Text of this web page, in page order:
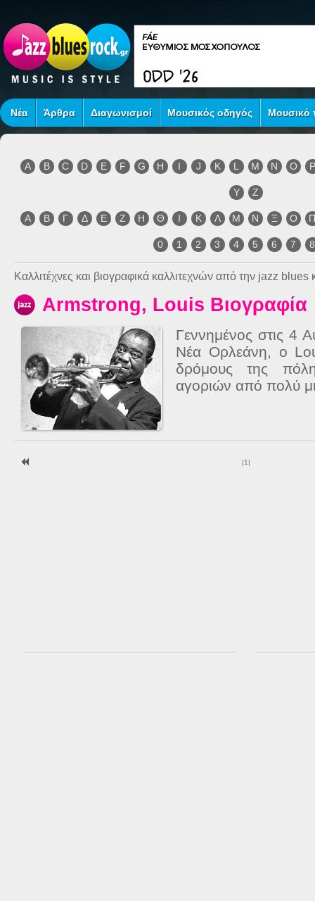
Νέα Άρθρα Διαγωνισμοί Μουσικός οδηγός Μουσικό
A B C D E F G H I J K L M N O P
Y Z
Α Β Γ Δ Ε Ζ Η Θ Ι Κ Λ Μ Ν Ξ Ο
0 1 2 3 4 5 6 7 8
Καλλιτέχνες και βιογραφικά καλλιτεχνών από την jazz blues
Armstrong, Louis Βιογραφία
Γεννημένος στις 4
Νέα Ορλεάνη, ο
δρόμους της
αγοριών από πολύ
|1 |